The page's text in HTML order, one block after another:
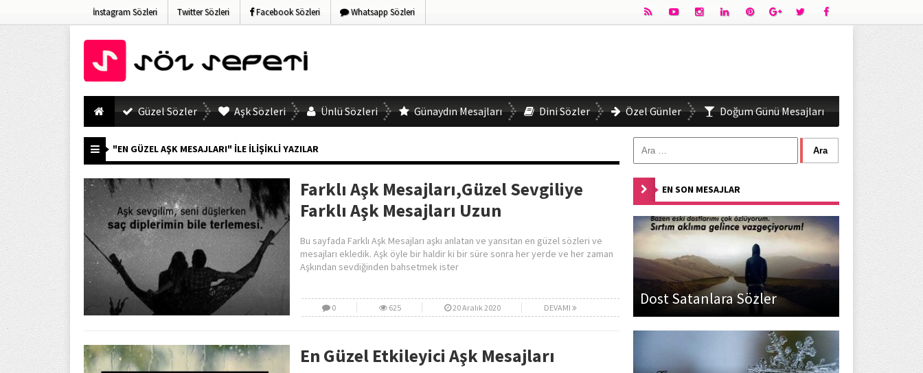
İnstagram Sözleri Twitter Sözleri Facebook Sözleri Whatsapp Sözleri
Güzel Sözler Aşk Sözleri Ünlü Sözleri Günaydın Mesajları Dini Sözler Özel Günler Doğum Günü Mesajları
"EN GÜZEL AŞK MESAJLARI" ILE İLIŞIKLI YAZILAR
Farklı Aşk Mesajları,Güzel Sevgiliye
Farklı Aşk Mesajları Uzun
Bu sayfada Farklı Aşk Mesajları aşkı anlatan ve yansıtan en güzel sözleri ve
mesajları ekledik. Aşk öyle bir haldir ki bir süre sonra her yerde ve her zaman
Aşkından sevdiğinden bahsetmek ister
0 625 20 Aralık 2020 DEVAMI
En Güzel Etkileyici Aşk Mesajları
EN SON MESAJLAR
Dost Satanlara Sözler